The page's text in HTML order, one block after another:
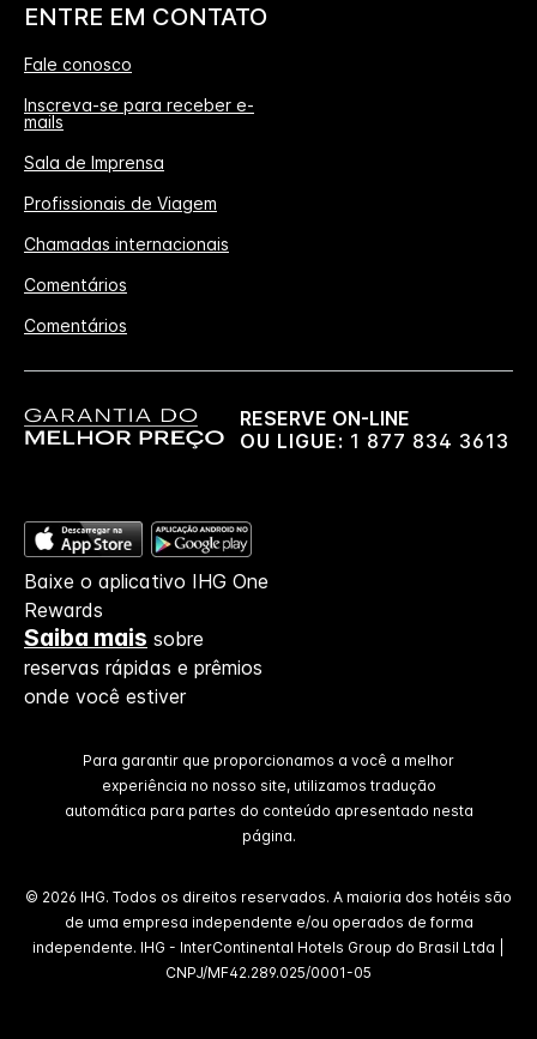
ENTRE EM CONTATO
Fale conosco
Inscreva-se para receber e-
mails
Sala de Imprensa
Profissionais de Viagem
Chamadas internacionais
Comentários
Comentários
RESERVE ON-LINE
OU LIGUE: 1 877 834 3613
Baixe o aplicativo IHG One
Rewards
Saiba mais sobre
reservas rápidas e prêmios
onde você estiver
Para garantir que proporcionamos a você a melhor
experiência no nosso site, utilizamos tradução
automática para partes do conteúdo apresentado nesta
página.
© 2026 IHG. Todos os direitos reservados. A maioria dos hotéis são
de uma empresa independente e/ou operados de forma
independente. IHG - InterContinental Hotels Group do Brasil Ltda |
CNPJ/MF42.289.025/0001-05